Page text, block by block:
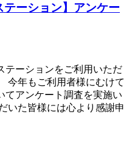
テーション】アンケー
テーションをご利用いただ
今年もご利用者様にむけて
てアンケート調査を実施い
いた皆様には心より感謝申